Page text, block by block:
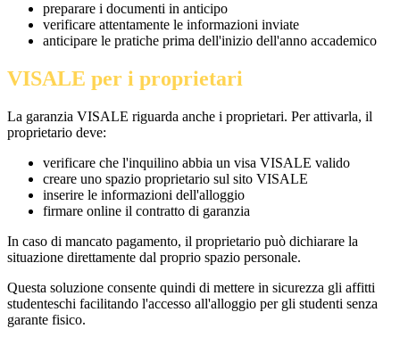
preparare i documenti in anticipo
verificare attentamente le informazioni inviate
anticipare le pratiche prima dell'inizio dell'anno accademico
VISALE per i proprietari
La garanzia VISALE riguarda anche i proprietari. Per attivarla, il
proprietario deve:
verificare che l'inquilino abbia un visa VISALE valido
creare uno spazio proprietario sul sito VISALE
inserire le informazioni dell'alloggio
firmare online il contratto di garanzia
In caso di mancato pagamento, il proprietario può dichiarare la
situazione direttamente dal proprio spazio personale.
Questa soluzione consente quindi di mettere in sicurezza gli affitti
studenteschi facilitando l'accesso all'alloggio per gli studenti senza
garante fisico.